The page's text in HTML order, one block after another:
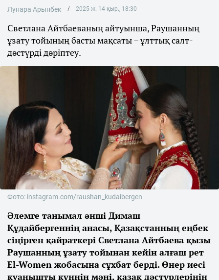
Лунара Арынбек 2025 ж. 14 қыр., 18:30
Светлана Айтбаеваның айтуынша, Раушанның
ұзату тойының басты мақсаты – ұлттық салт-
дәстүрді дәріптеу.
Фото: instagram.com/raushan_kudaibergen
Әлемге танымал әнші Димаш
Құдайбергеннің анасы, Қазақстанның еңбек
сіңірген қайраткері Светлана Айтбаева қызы
Раушанның ұзату тойынан кейін алғаш рет
El-Women жобасына сұхбат берді. Өнер иесі
қуанышты күннің мәні, қазақ дәстүрлерінің